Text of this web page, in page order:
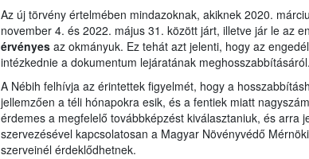
Az új törvény értelmében mindazoknak, akiknek 2020.
november 4. és 2022. május 31. között járt, illetve jár le az
érvényesaz okmányuk. Ez tehát azt jelenti, hogy az
intézkednie a dokumentum lejáratának meghosszabbításáról.
A Nébih felhívja az érintettek figyelmét, hogy a
jellemzően a téli hónapokra esik, és a fentiek miatt
érdemes a megfelelő továbbképzést kiválasztaniuk, és arra
szervezésével kapcsolatosan a Magyar Növényvédő
szerveinél érdeklődhetnek.